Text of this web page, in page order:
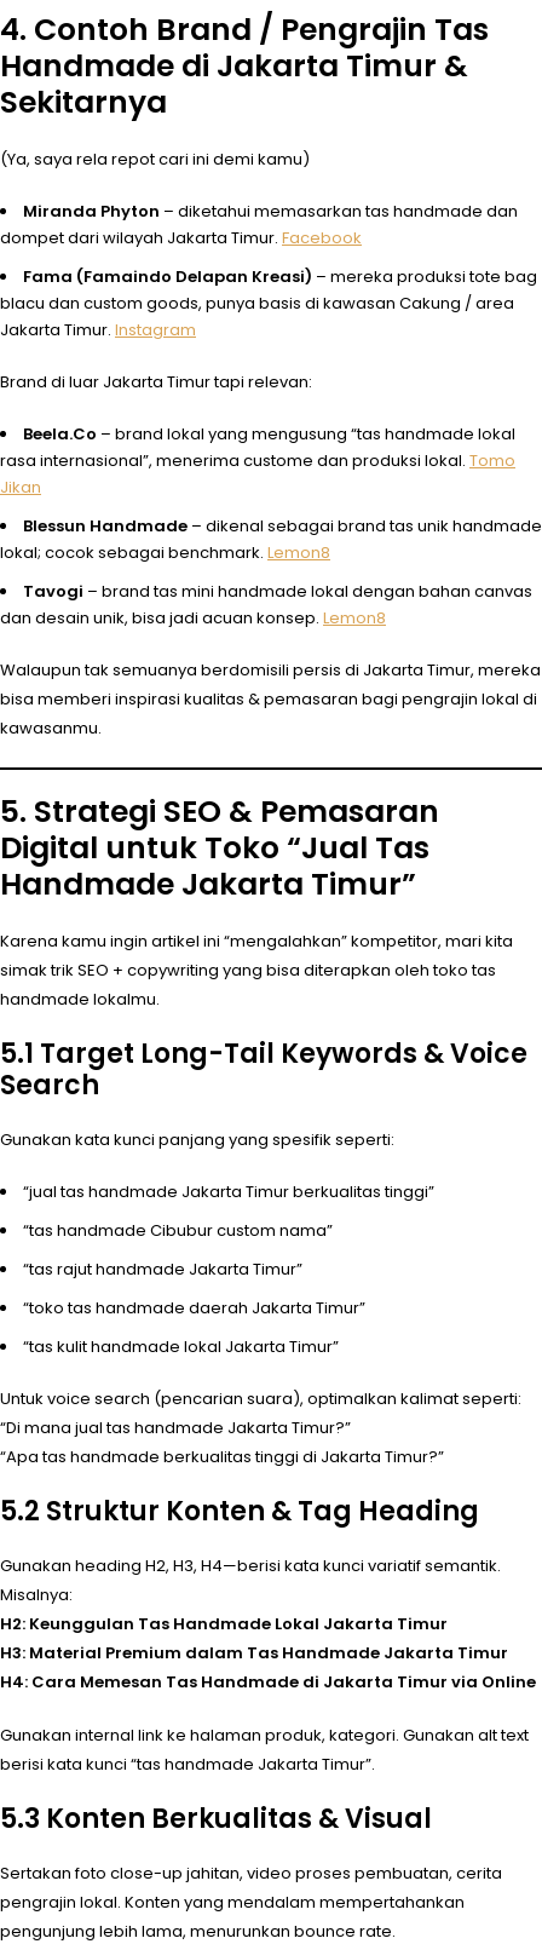
4. Contoh Brand / Pengrajin Tas
Handmade di Jakarta Timur &
Sekitarnya
(Ya, saya rela repot cari ini demi kamu)
Miranda Phyton – diketahui memasarkan tas handmade dan
dompet dari wilayah Jakarta Timur. Facebook
Fama (Famaindo Delapan Kreasi) – mereka produksi tote bag
blacu dan custom goods, punya basis di kawasan Cakung / area
Jakarta Timur. Instagram
Brand di luar Jakarta Timur tapi relevan:
Beela.Co – brand lokal yang mengusung “tas handmade lokal
rasa internasional”, menerima custome dan produksi lokal. Tomo
Jikan
Blessun Handmade – dikenal sebagai brand tas unik handmade
lokal; cocok sebagai benchmark. Lemon8
Tavogi – brand tas mini handmade lokal dengan bahan canvas
dan desain unik, bisa jadi acuan konsep. Lemon8
Walaupun tak semuanya berdomisili persis di Jakarta Timur, mereka
bisa memberi inspirasi kualitas & pemasaran bagi pengrajin lokal di
kawasanmu.
5. Strategi SEO & Pemasaran
Digital untuk Toko “Jual Tas
Handmade Jakarta Timur”
Karena kamu ingin artikel ini “mengalahkan” kompetitor, mari kita
simak trik SEO + copywriting yang bisa diterapkan oleh toko tas
handmade lokalmu.
5.1 Target Long-Tail Keywords & Voice
Search
Gunakan kata kunci panjang yang spesifik seperti:
“jual tas handmade Jakarta Timur berkualitas tinggi”
“tas handmade Cibubur custom nama”
“tas rajut handmade Jakarta Timur”
“toko tas handmade daerah Jakarta Timur”
“tas kulit handmade lokal Jakarta Timur”
Untuk voice search (pencarian suara), optimalkan kalimat seperti:
“Di mana jual tas handmade Jakarta Timur?”
“Apa tas handmade berkualitas tinggi di Jakarta Timur?”
5.2 Struktur Konten & Tag Heading
Gunakan heading H2, H3, H4—berisi kata kunci variatif semantik.
Misalnya:
H2: Keunggulan Tas Handmade Lokal Jakarta Timur
H3: Material Premium dalam Tas Handmade Jakarta Timur
H4: Cara Memesan Tas Handmade di Jakarta Timur via Online
Gunakan internal link ke halaman produk, kategori. Gunakan alt text
berisi kata kunci “tas handmade Jakarta Timur”.
5.3 Konten Berkualitas & Visual
Sertakan foto close-up jahitan, video proses pembuatan, cerita
pengrajin lokal. Konten yang mendalam mempertahankan
pengunjung lebih lama, menurunkan bounce rate.